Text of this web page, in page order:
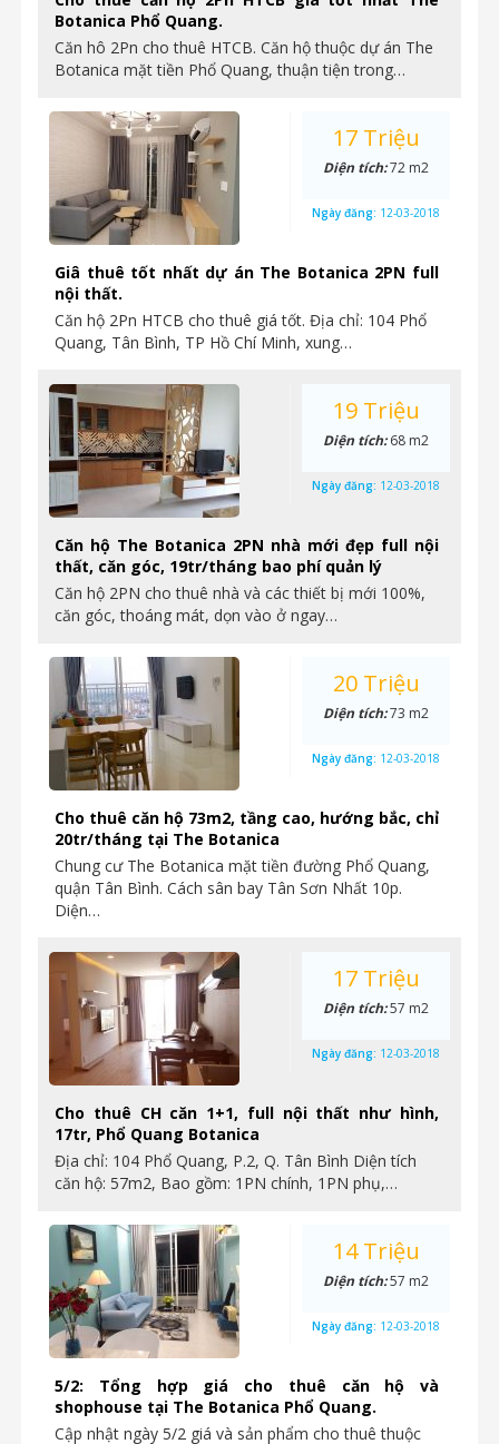
Botanica Phổ Quang.
Căn hô 2Pn cho thuê HTCB. Căn hộ thuộc dự án The
Botanica mặt tiền Phổ Quang, thuận tiện trong…
Giâ thuê tốt nhất dự án The Botanica 2PN full
nội thất.
Căn hộ 2Pn HTCB cho thuê giá tốt. Địa chỉ: 104 Phổ
Quang, Tân Bình, TP Hồ Chí Minh, xung…
17 Triệu
Diện tích:72 m2
Ngày đăng: 12-03-2018
Căn hộ The Botanica 2PN nhà mới đẹp full nội
thất, căn góc, 19tr/tháng bao phí quản lý
Căn hộ 2PN cho thuê nhà và các thiết bị mới 100%,
căn góc, thoáng mát, dọn vào ở ngay…
19 Triệu
Diện tích:68 m2
Ngày đăng: 12-03-2018
Cho thuê căn hộ 73m2, tầng cao, hướng bắc, chỉ
20tr/tháng tại The Botanica
Chung cư The Botanica mặt tiền đường Phổ Quang,
quận Tân Bình. Cách sân bay Tân Sơn Nhất 10p.
Diện…
20 Triệu
Diện tích:73 m2
Ngày đăng: 12-03-2018
Cho thuê CH căn 1+1, full nội thất như hình,
17tr, Phổ Quang Botanica
Địa chỉ: 104 Phổ Quang, P.2, Q. Tân Bình Diện tích
căn hộ: 57m2, Bao gồm: 1PN chính, 1PN phụ,…
17 Triệu
Diện tích:57 m2
Ngày đăng: 12-03-2018
5/2: Tổng hợp giá cho thuê căn hộ và
shophouse tại The Botanica Phổ Quang.
Cập nhật ngày 5/2 giá và sản phẩm cho thuê thuộc
14 Triệu
Diện tích:57 m2
Ngày đăng: 12-03-2018